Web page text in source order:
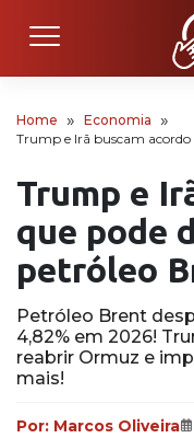
Home
Economia
Trump e Irã buscam
Trump e
que pode
petróleo
Petróleo Brent
4,82% em 2026!
reabrir Ormuz e
mais!
Por: Marcos Oliveira